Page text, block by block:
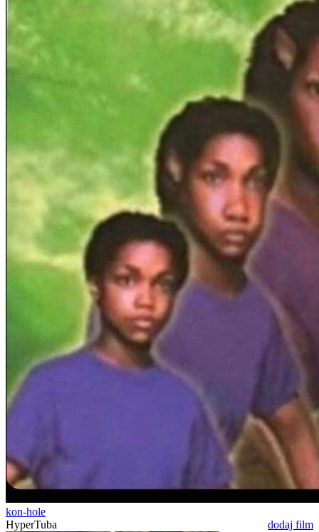
kon-hole
HyperTuba
dodaj film